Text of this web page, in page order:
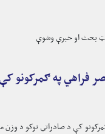
بحث او خبرې وشوې
فراهي په ګمرکونو
کې د صادراتي توکو د وزن